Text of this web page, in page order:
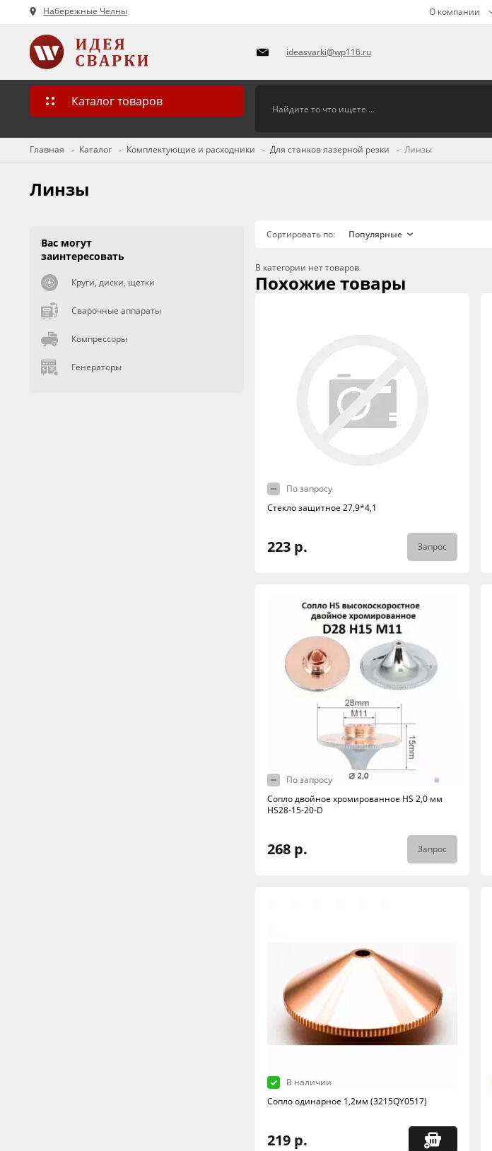
Набережные Челны О компании
ideasvarki@wp116.ru
Каталог товаров
Главная Каталог Комплектующие и расходники Для станков лазерной резки Линзы
Линзы
Сортировать по:
В категории нет товаров
Похожие товары
По запросу
Стекло защитное 27,9*4,1
223 р. Запрос
По запросу
Сопло двойное хромированное HS 2,0 мм
HS28-15-20-D
268 р. Запрос
В наличии
Сопло одинарное 1,2мм (3215QY0517)
219 р.
Вас могут
заинтересовать
Круги, диски, щетки
Сварочные аппараты
Компрессоры
Генераторы